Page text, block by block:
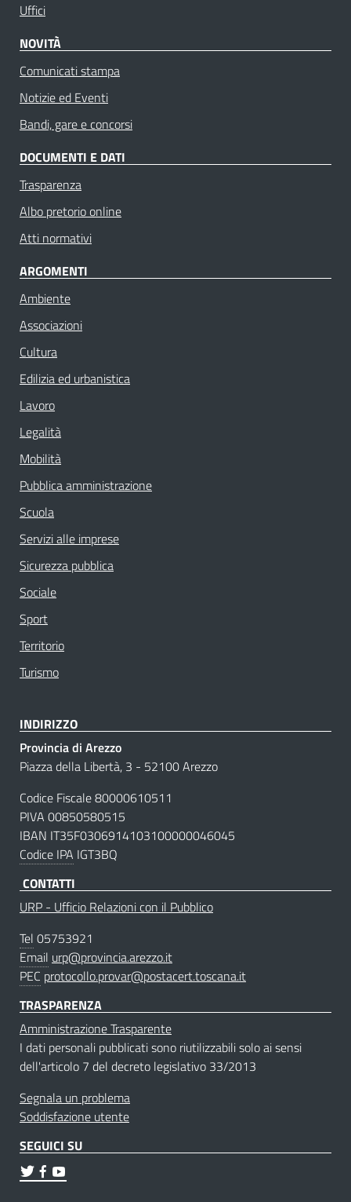
Uffici
NOVITÀ
Comunicati stampa
Notizie ed Eventi
Bandi, gare e concorsi
DOCUMENTI E DATI
Trasparenza
Albo pretorio online
Atti normativi
ARGOMENTI
Ambiente
Associazioni
Cultura
Edilizia ed urbanistica
Lavoro
Legalità
Mobilità
Pubblica amministrazione
Scuola
Servizi alle imprese
Sicurezza pubblica
Sociale
Sport
Territorio
Turismo
INDIRIZZO
Provincia di Arezzo
Piazza della Libertà, 3 - 52100 Arezzo
Codice Fiscale 80000610511
PIVA 00850580515
IBAN IT35F0306914103100000046045
Codice IPA IGT3BQ
CONTATTI
URP - Ufficio Relazioni con il Pubblico
Tel 05753921
Email urp@provincia.arezzo.it
PEC protocollo.provar@postacert.toscana.it
TRASPARENZA
Amministrazione Trasparente
I dati personali pubblicati sono riutilizzabili solo ai sensi
dell'articolo 7 del decreto legislativo 33/2013
Segnala un problema
Soddisfazione utente
SEGUICI SU